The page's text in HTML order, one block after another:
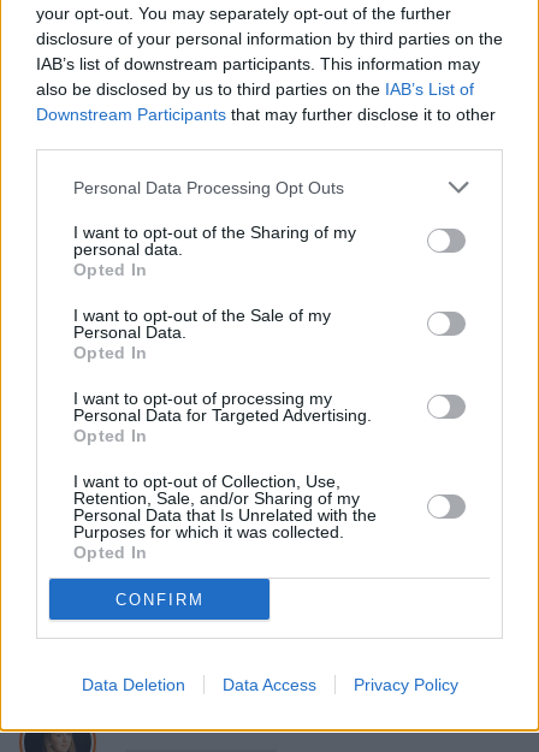
your opt-out. You may separately opt-out of the further
disclosure of your personal information by third parties on the
IAB’s list of downstream participants. This information may
also be disclosed by us to third parties on the IAB’s List of
Downstream Participants that may further disclose it to other
Personal Data Processing Opt Outs
I want to opt-out of the Sharing of my
personal data.
Opted In
I want to opt-out of the Sale of my
Personal Data.
Opted In
I want to opt-out of processing my
Personal Data for Targeted Advertising.
Opted In
I want to opt-out of Collection, Use,
Retention, Sale, and/or Sharing of my
Personal Data that Is Unrelated with the
Purposes for which it was collected.
Opted In
CONFIRM
Data Deletion Data Access Privacy Policy
Filmy i seriale
Żulczyk odpowiada na krytykę
psów" ma "słaby dźwięk"
Nie przegap żadnej ważnej wiadomości i
obserwuj nas w Google News!
Więcej:
Młodzi Netflix
Zuzanna Tomaszewicz